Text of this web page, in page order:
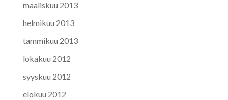
maaliskuu 2013
helmikuu 2013
tammikuu 2013
lokakuu 2012
syyskuu 2012
elokuu 2012